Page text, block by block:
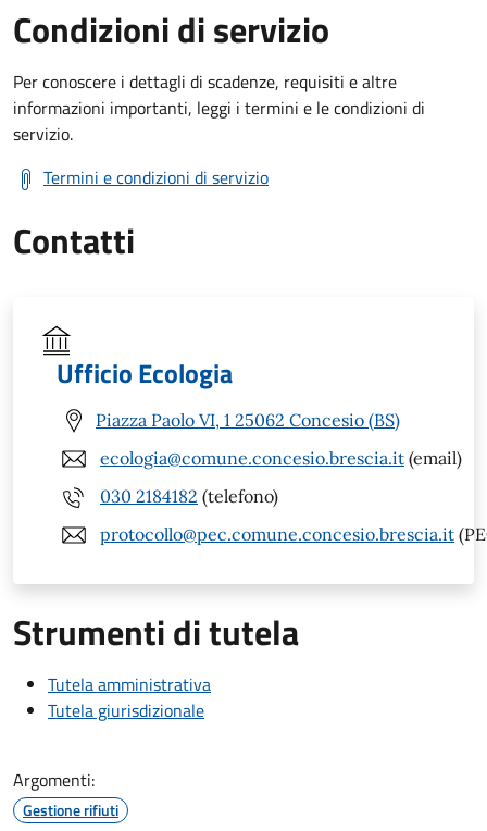
Condizioni di servizio
Per conoscere i dettagli di scadenze, requisiti e altre
informazioni importanti, leggi i termini e le condizioni di
servizio.
Termini e condizioni di servizio
Contatti
Ufficio Ecologia
Piazza Paolo VI, 1 25062 Concesio (BS)
ecologia@comune.concesio.brescia.it (email)
030 2184182 (telefono)
protocollo@pec.comune.concesio.brescia.it
Strumenti di tutela
Tutela amministrativa
Tutela giurisdizionale
Argomenti:
Gestione rifiuti